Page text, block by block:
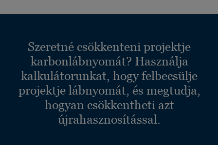
Szeretné csökkenteni projektje
karbonlábnyomát? Használja
kalkulátorunkat, hogy felbecsülje
projektje lábnyomát, és megtudja,
hogyan csökkentheti azt
újrahasznosítással.